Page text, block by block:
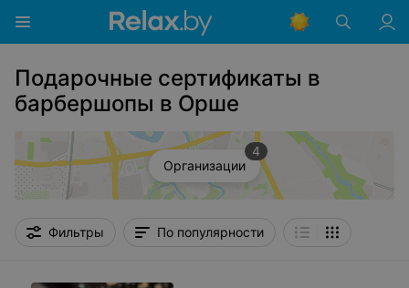
Подарочные сертификаты в
барбершопы в Орше
Организации
4
Фильтры По популярности